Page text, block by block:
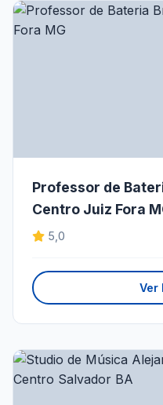
Professor de
Centro Juiz Fora
5,0
Ver